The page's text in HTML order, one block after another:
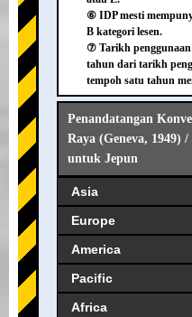
⑥ IDP mesti
B kategori lesen.
⑦ Tarikh
tahun dari tarikh
tempoh satu tahun
Penandatangan
Raya (Geneva, 1949)
untuk Jepun
Asia
Europe
America
Pacific
Africa